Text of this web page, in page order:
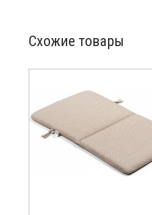
Схожие товары